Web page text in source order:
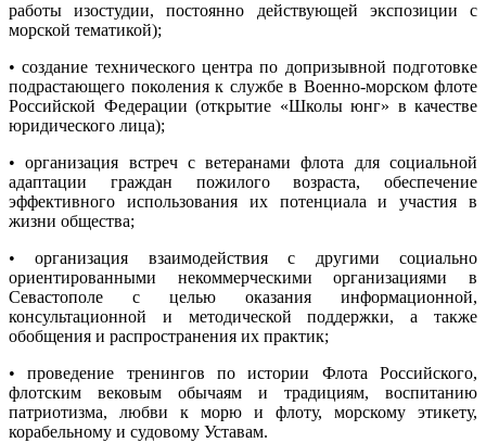
работы изостудии, постоянно действующей экспозиции с
морской тематикой);
• создание технического центра по допризывной подготовке
подрастающего поколения к службе в Военно-морском флоте
Российской Федерации (открытие «Школы юнг» в качестве
юридического лица);
• организация встреч с ветеранами флота для социальной
адаптации граждан пожилого возраста, обеспечение
эффективного использования их потенциала и участия в
жизни общества;
• организация взаимодействия с другими социально
ориентированными некоммерческими организациями в
Севастополе с целью оказания информационной,
консультационной и методической поддержки, а также
обобщения и распространения их практик;
• проведение тренингов по истории Флота Российского,
флотским вековым обычаям и традициям, воспитанию
патриотизма, любви к морю и флоту, морскому этикету,
корабельному и судовому Уставам.